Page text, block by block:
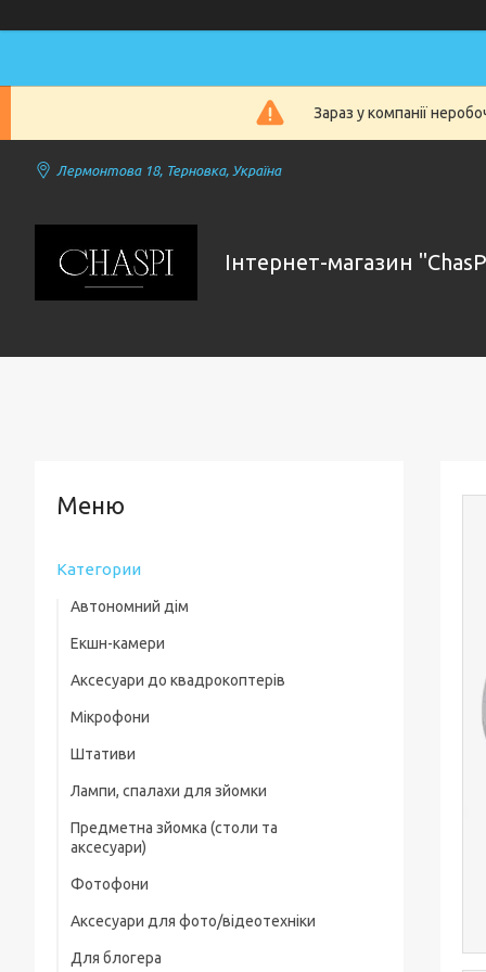
Зараз у компанії
Лермонтова 18, Терновка, Україна
Інтернет-магазин
Категории
Автономний дім
Екшн-камери
Аксесуари до квадрокоптерів
Комплектуючі для квадрокоптерів
Кейси для квадрокоптерів
Фільтри, лінзи
Пропелери та захист
Зарядні пристрої
Скидання вантажу
Мікрофони
Штативи
Лампи, спалахи для зйомки
Предметна зйомка (столи та
аксесуари)
Предметні столи
Лайткуби (фотобокси)
Аксесуари для предметного знімання
Фотофони
Аксесуари для фото/відеотехніки
Фільтри, лінзи
Для блогера